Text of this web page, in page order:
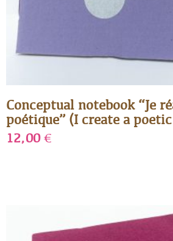
Conceptual notebook “Je
poétique” (I create a
12,00€